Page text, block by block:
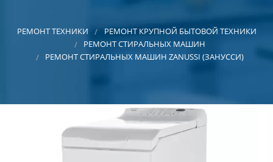
РЕМОНТ ТЕХНИКИ
РЕМОНТ КРУПНОЙ БЫТОВОЙ ТЕХНИКИ
РЕМОНТ СТИРАЛЬНЫХ МАШИН
РЕМОНТ СТИРАЛЬНЫХ МАШИН ZANUSSI (ЗАНУССИ)